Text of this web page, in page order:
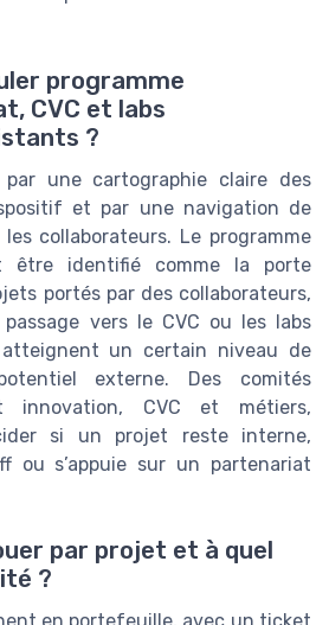
programme
CVC et labs
?
par une cartographie claire des
et par une navigation de
collaborateurs. Le programme
être identifié comme la porte
portés par des collaborateurs,
vers le CVC ou les labs
un certain niveau de
externe. Des comités
innovation, CVC et métiers,
si un projet reste interne,
ou s’appuie sur un partenariat
par projet et à quel
?